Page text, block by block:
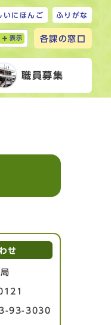
いにほんご ふりがな
表示 各課の窓口
職員募集
せ
93-3030